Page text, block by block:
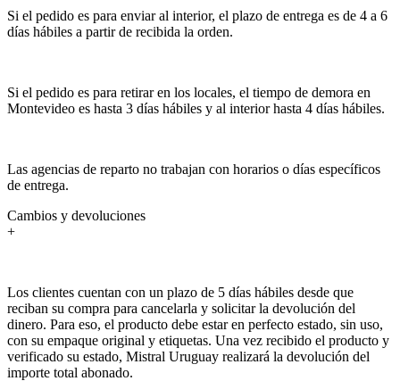
Si el pedido es para enviar al interior, el plazo de entrega es de 4 a 6
días hábiles a partir de recibida la orden.
Si el pedido es para retirar en los locales, el tiempo de demora en
Montevideo es hasta 3 días hábiles y al interior hasta 4 días hábiles.
Las agencias de reparto no trabajan con horarios o días específicos
de entrega.
Cambios y devoluciones
+
Los clientes cuentan con un plazo de 5 días hábiles desde que
reciban su compra para cancelarla y solicitar la devolución del
dinero. Para eso, el producto debe estar en perfecto estado, sin uso,
con su empaque original y etiquetas. Una vez recibido el producto y
verificado su estado, Mistral Uruguay realizará la devolución del
importe total abonado.